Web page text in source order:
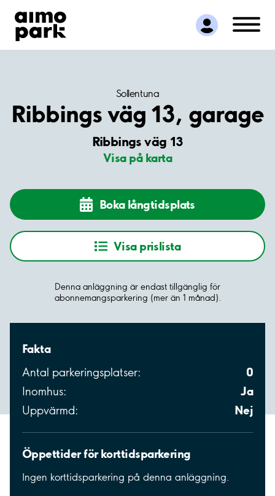
Hitta parkering
Samarbete
Kundservice
Sollentuna
Ribbings väg 13, garage
Ribbings väg 13
Visa på karta
Boka långtidsplats
Visa prislista
Denna anläggning är endast tillgänglig för
abonnemangsparkering (mer än 1 månad).
Fakta
Antal parkeringsplatser: 0
Inomhus: Ja
Uppvärmd: Nej
Öppettider för korttidsparkering
Ingen korttidsparkering på denna anläggning.